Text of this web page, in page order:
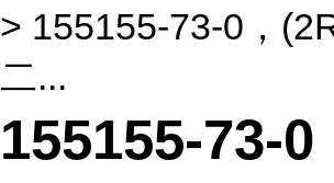
> 155155-73-0，
二...
155155-73-0